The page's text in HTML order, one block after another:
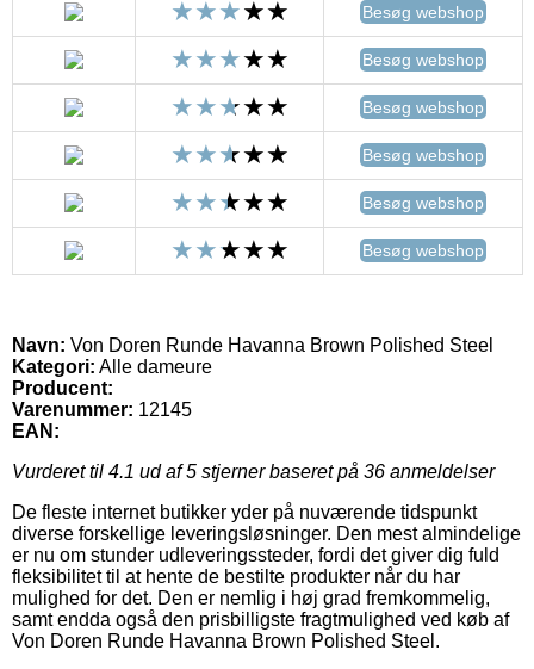
Besøg webshop
Besøg webshop
Besøg webshop
Besøg webshop
Besøg webshop
Besøg webshop
Navn: Von Doren Runde Havanna Brown Polished Steel
Kategori: Alle dameure
Producent:
Varenummer: 12145
EAN:
Vurderet til 4.1 ud af 5 stjerner baseret på 36 anmeldelser
De fleste internet butikker yder på nuværende tidspunkt
diverse forskellige leveringsløsninger. Den mest almindelige
er nu om stunder udleveringssteder, fordi det giver dig fuld
fleksibilitet til at hente de bestilte produkter når du har
mulighed for det. Den er nemlig i høj grad fremkommelig,
samt endda også den prisbilligste fragtmulighed ved køb af
Von Doren Runde Havanna Brown Polished Steel.